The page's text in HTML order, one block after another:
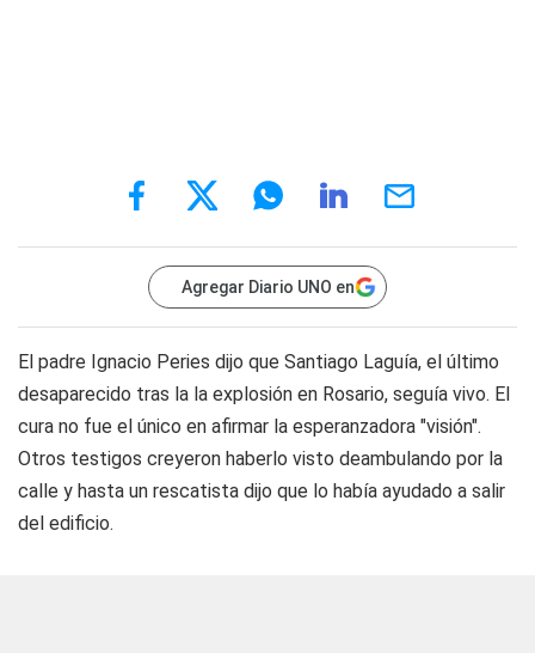
Agregar Diario UNO en
El padre Ignacio Peries dijo que Santiago Laguía, el último
desaparecido tras la la explosión en Rosario, seguía vivo. El
cura no fue el único en afirmar la esperanzadora "visión".
Otros testigos creyeron haberlo visto deambulando por la
calle y hasta un rescatista dijo que lo había ayudado a salir
del edificio.